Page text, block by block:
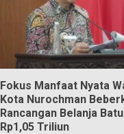
Fokus Manfaat Nyata
Kota Nurochman
Rancangan Belanja
Rp1,05 Triliun